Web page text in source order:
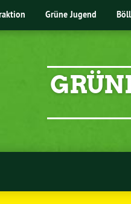
Grüne Jugend